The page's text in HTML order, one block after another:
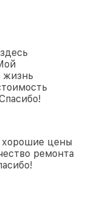
жизнь
хорошие цены
ремонта